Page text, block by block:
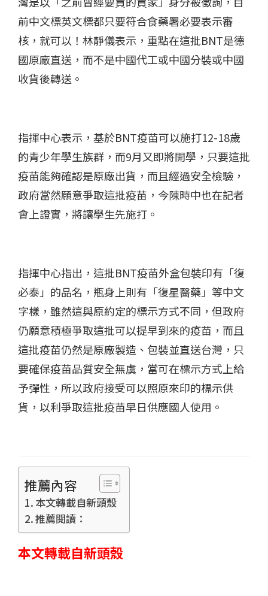
前中文標英文標都只要符合食藥署必要表示審
核，就可以！林靜儀表示，重點在這批BNT是德
國原廠直送，而不是中國代工或中國分裝或中國
收貨後轉送。
指揮中心表示，基於BNT疫苗可以施打12-18歲
的青少年學生族群，而9月又即將開學，只要這批
疫苗能夠確認是原廠出貨，而且經過安全檢驗，
政府當然願意爭取這批疫苗，今陳時中也在記者
會上證實，將讓學生先施打。
指揮中心指出，這批BNT疫苗外盒包裝印有「復
必泰」的品名，瓶身上則有「復星醫藥」等中文
字樣，雖然這與原約定的標示方式不同，但政府
仍願意積極爭取這批可以提早到來的疫苗，而且
這批疫苗仍然是原廠製造、包裝並直送台灣，只
要確保疫苗品質安全無虞，當可在標示方式上給
予彈性，所以政府接受可以照原來印的標示供
貨，以利爭取這批疫苗早日供應國人使用。
推薦內容
本文轉載自新頭殼
推薦閱讀：
本文轉載自新頭殼